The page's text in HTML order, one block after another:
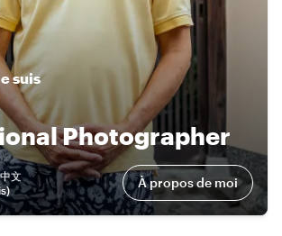
suis
Photographer
文
) À propos de moi